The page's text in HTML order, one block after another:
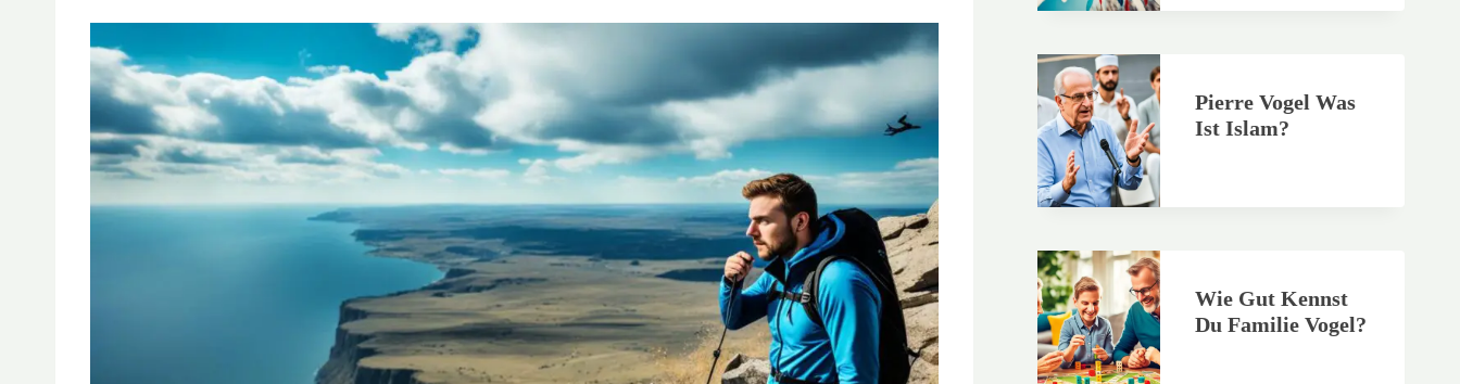
Pierre Vogel Was
Ist Islam?
Wie Gut Kennst
Du Familie Vogel?